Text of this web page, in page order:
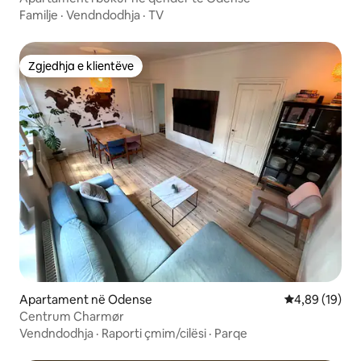
Familje · Vendndodhja · TV
Zgjedhja e klientëve
Zgjedhja e klientëve
Apartament në Odense Vlerësimi
4,89 (19)
Centrum Charmør
Vendndodhja · Raporti çmim/cilësi · Parqe